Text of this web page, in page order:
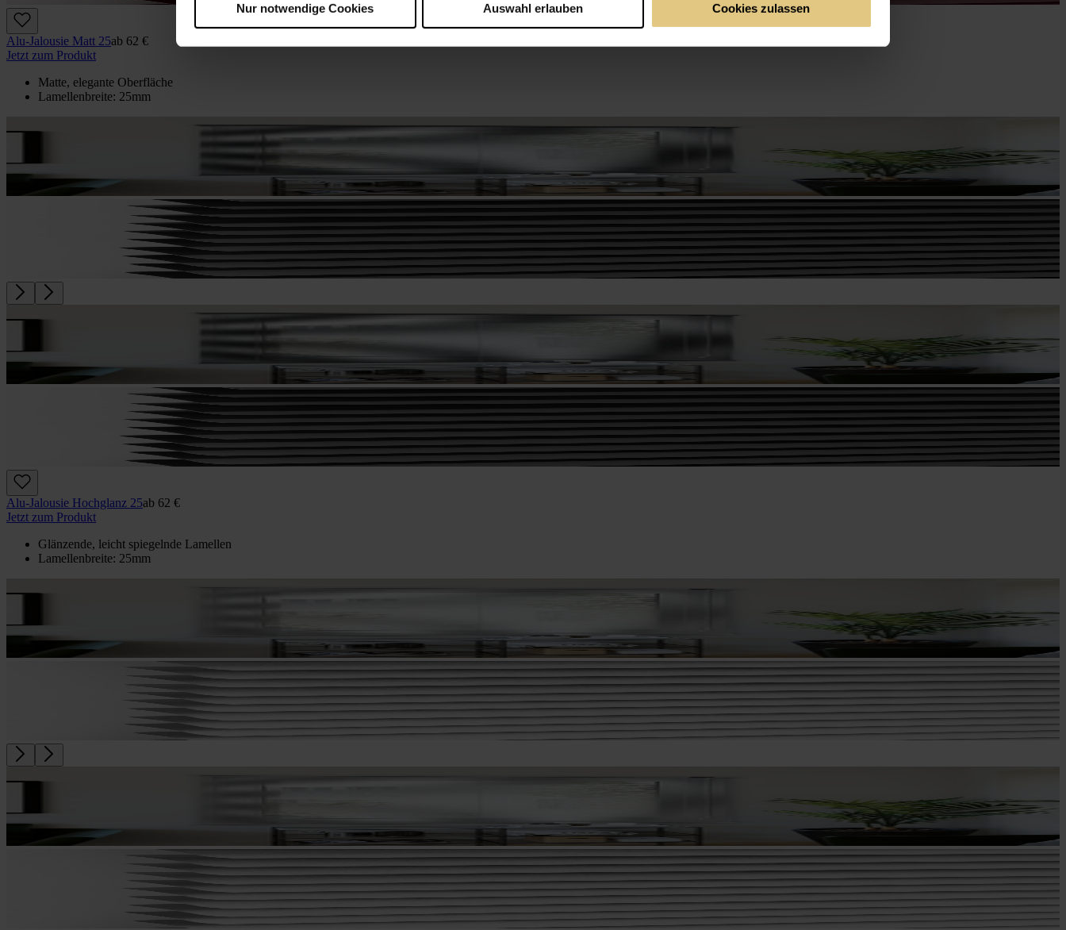
Nur notwendige Cookies Auswahl erlauben Cookies zulassen
Alu-Jalousie Matt 25ab 62 €
Jetzt zum Produkt
Matte, elegante Oberfläche
Lamellenbreite: 25mm
Alu-Jalousie Hochglanz 25ab 62 €
Jetzt zum Produkt
Glänzende, leicht spiegelnde Lamellen
Lamellenbreite: 25mm